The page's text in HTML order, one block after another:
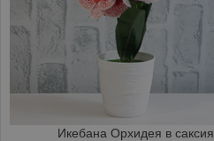
Икебана Орхидея в саксия